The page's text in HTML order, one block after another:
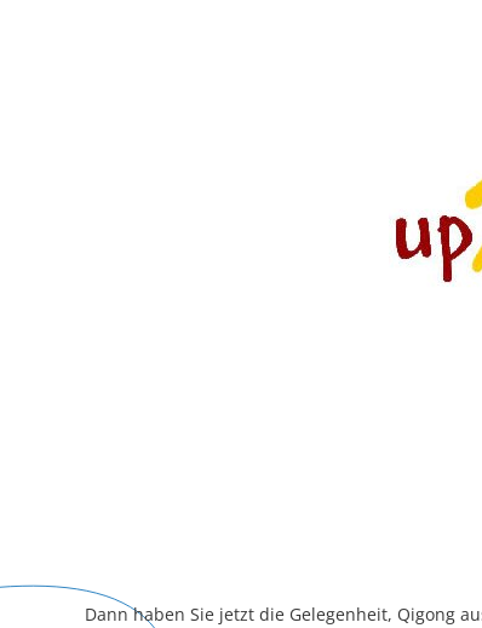
Dann haben Sie jetzt die Gelegenheit, Qigong